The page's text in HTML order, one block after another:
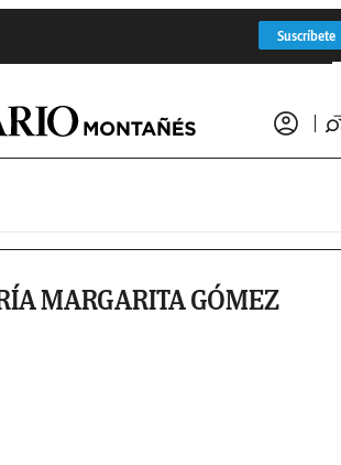
Suscríbete
MARGARITA GÓMEZ